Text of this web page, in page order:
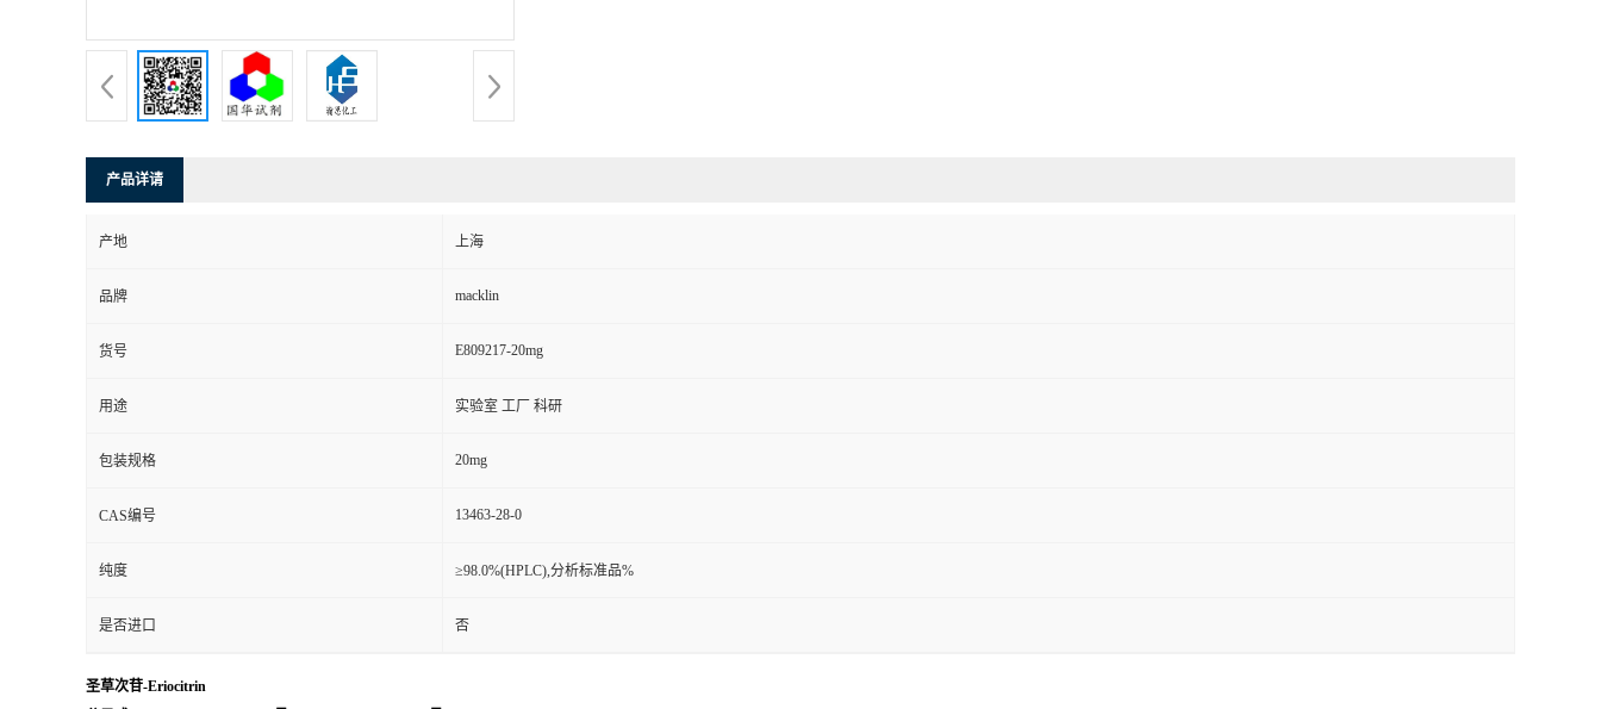
产品详请
产地 上海
品牌 macklin
货号 E809217-20mg
用途 实验室 工厂 科研
包装规格 20mg
CAS编号 13463-28-0
纯度 ≥98.0%(HPLC),分析标准品%
是否进口 否
圣草次苷-Eriocitrin